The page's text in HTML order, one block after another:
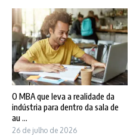
O MBA que leva a realidade da
indústria para dentro da sala de
au ...
26 de julho de 2026